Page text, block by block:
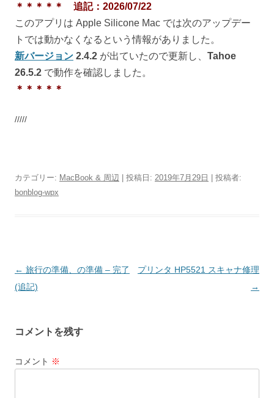
＊＊＊＊＊ 追記：2026/07/22
このアプリは Apple Silicone Mac では次のアップデー
トでは動かなくなるという情報がありました。
新バージョン 2.4.2 が出ていたので更新し、 Tahoe
26.5.2 で動作を確認しました。
＊＊＊＊＊
/////
カテゴリー: MacBook & 周辺 | 投稿日: 2019年7月29日 | 投稿者:
bonblog-wpx
投
稿
ゲ
シ
← 旅行の準備、の準備 – 完了
(追記)
プリンタ HP5521 スキャナ修理
→
コメントを残す
コメント ※